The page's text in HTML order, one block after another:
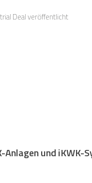
Deal veröffentlicht
und iKWK-